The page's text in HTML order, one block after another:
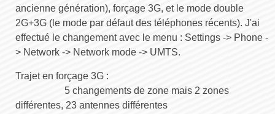
ancienne génération), forçage 3G, et le mode double
2G+3G (le mode par défaut des téléphones récents). J'ai
effectué le changement avec le menu : Settings -> Phone -
> Network -> Network mode -> UMTS.
Trajet en forçage 3G :
5 changements de zone mais 2 zones
différentes, 23 antennes différentes